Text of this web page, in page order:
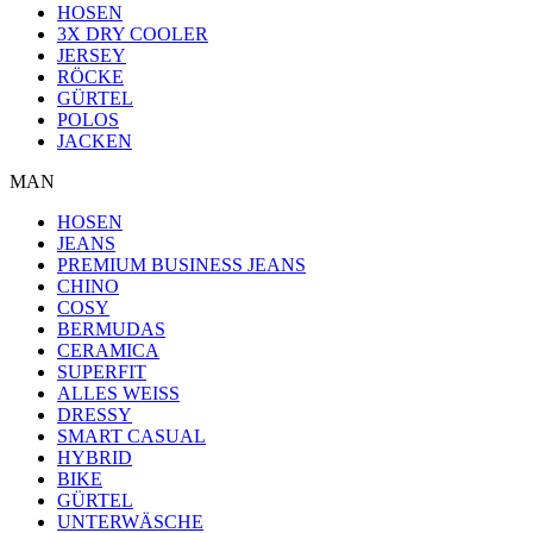
HOSEN
3X DRY COOLER
JERSEY
RÖCKE
GÜRTEL
POLOS
JACKEN
MAN
HOSEN
JEANS
PREMIUM BUSINESS JEANS
CHINO
COSY
BERMUDAS
CERAMICA
SUPERFIT
ALLES WEISS
DRESSY
SMART CASUAL
HYBRID
BIKE
GÜRTEL
UNTERWÄSCHE